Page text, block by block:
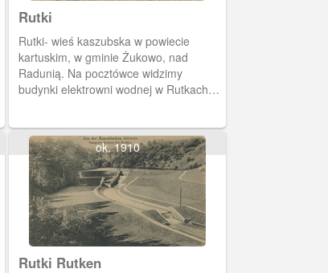
Rutki
Rutki- wieś kaszubska w powiecie
kartuskim, w gminie Żukowo, nad
Radunią. Na pocztówce widzimy
budynki elektrowni wodnej w Rutkach
ok. 1910
Rutki Rutken